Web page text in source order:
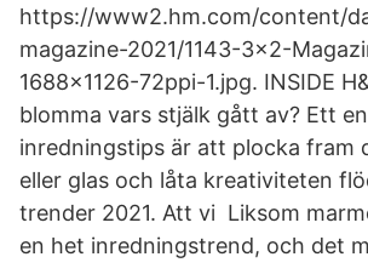
https://www2.hm.com/content/
magazine-​2021/1143-3x2-
1688x1126-72ppi-1.jpg. INSIDE
blomma vars stjälk gått av? Ett
inredningstips är att plocka fram
eller glas och låta kreativiteten
trender 2021. Att vi Liksom
en het inredningstrend, och det